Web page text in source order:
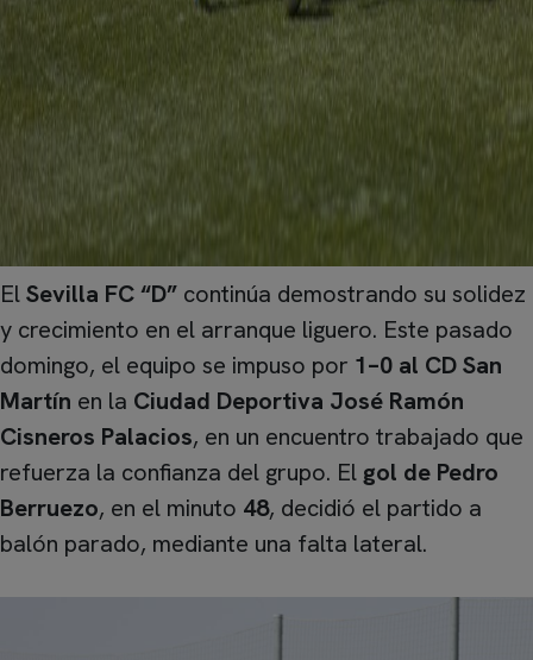
ElSevilla FC “D” continúa demostrando su solidez
y crecimiento en el arranque liguero. Este pasado
domingo, el equipo se impuso por 1–0 al CD San
Martín en la Ciudad Deportiva José Ramón
Cisneros Palacios, en un encuentro trabajado que
refuerza la confianza del grupo. El gol de Pedro
Berruezo, en el minuto 48, decidió el partido a
balón parado, mediante una falta lateral.